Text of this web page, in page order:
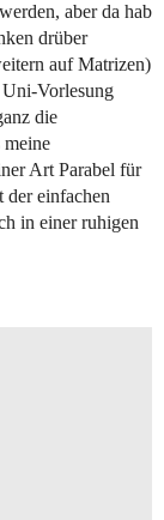
aber da hab
drüber
auf Matrizen)
Vorlesung
die
meine
Art Parabel für
einfachen
in einer ruhigen